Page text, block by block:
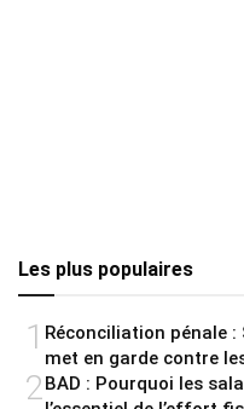
Les plus populaires
1 Réconciliation pénale
met en garde contre
2BAD : Pourquoi les